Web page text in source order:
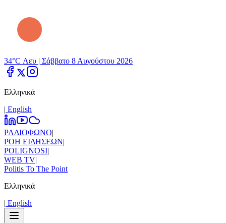
34°C Λευ | Σάββατο 8 Αυγούστου 2026
Ελληνικά
| Εnglish
ΡΑΔΙΟΦΩΝΟ|
ΡΟΗ ΕΙΔΗΣΕΩΝ|
POLIGNOSI|
WEB TV|
Politis To The Point
Ελληνικά
| Εnglish